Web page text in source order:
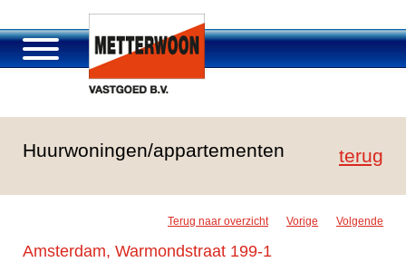
Portfolio
Huurwoningen/appartementen terug
Terug naar overzicht Vorige Volgende
Amsterdam, Warmondstraat 199-1